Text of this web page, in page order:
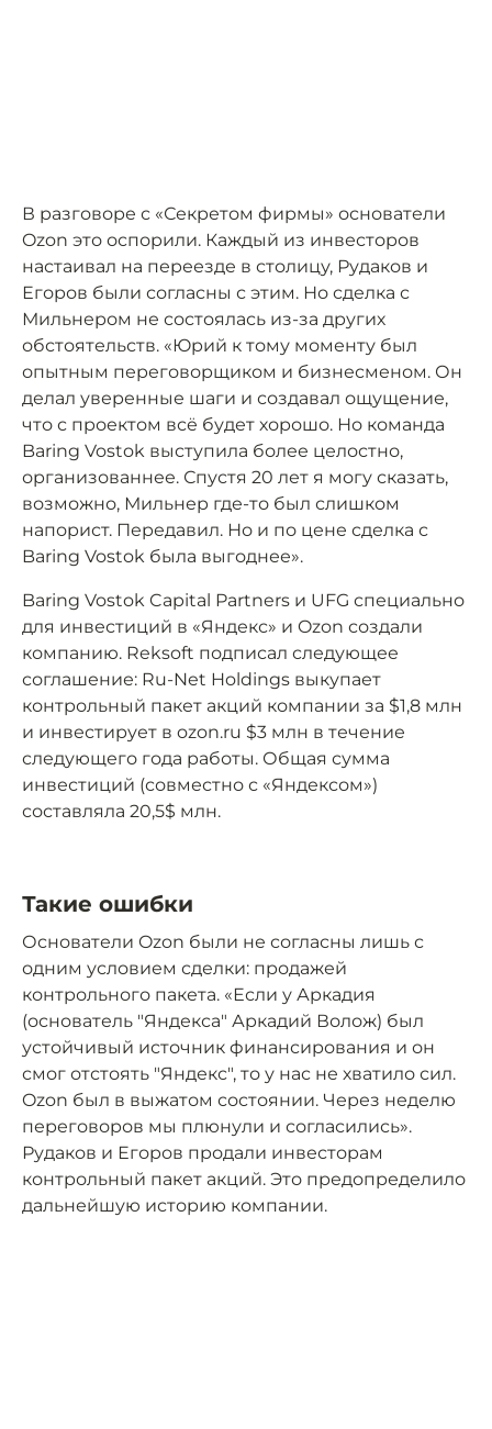
В разговоре с «Секретом фирмы» основатели
Ozon это оспорили. Каждый из инвесторов
настаивал на переезде в столицу, Рудаков и
Егоров были согласны с этим. Но сделка с
Мильнером не состоялась из-за других
обстоятельств. «Юрий к тому моменту был
опытным переговорщиком и бизнесменом. Он
делал уверенные шаги и создавал ощущение,
что с проектом всё будет хорошо. Но команда
Baring Vostok выступила более целостно,
организованнее. Спустя 20 лет я могу сказать,
возможно, Мильнер где-то был слишком
напорист. Передавил. Но и по цене сделка с
Baring Vostok была выгоднее».
Baring Vostok Capital Partners и UFG специально
для инвестиций в «Яндекс» и Ozon создали
компанию. Reksoft подписал следующее
соглашение: Ru-Net Holdings выкупает
контрольный пакет акций компании за $1,8 млн
и инвестирует в ozon.ru $3 млн в течение
следующего года работы. Общая сумма
инвестиций (совместно с «Яндексом»)
составляла 20,5$ млн.
Такие ошибки
Основатели Ozon были не согласны лишь с
одним условием сделки: продажей
контрольного пакета. «Если у Аркадия
(основатель "Яндекса" Аркадий Волож) был
устойчивый источник финансирования и он
смог отстоять "Яндекс", то у нас не хватило сил.
Ozon был в выжатом состоянии. Через неделю
переговоров мы плюнули и согласились».
Рудаков и Егоров продали инвесторам
контрольный пакет акций. Это предопределило
дальнейшую историю компании.